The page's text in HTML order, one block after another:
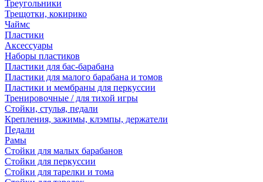
Треугольники
Трещотки, кокирико
Чаймс
Пластики
Аксессуары
Наборы пластиков
Пластики для бас-барабана
Пластики для малого барабана и томов
Пластики и мембраны для перкуссии
Тренировочные / для тихой игры
Стойки, стулья, педали
Крепления, зажимы, клэмпы, держатели
Педали
Рамы
Стойки для малых барабанов
Стойки для перкуссии
Стойки для тарелки и тома